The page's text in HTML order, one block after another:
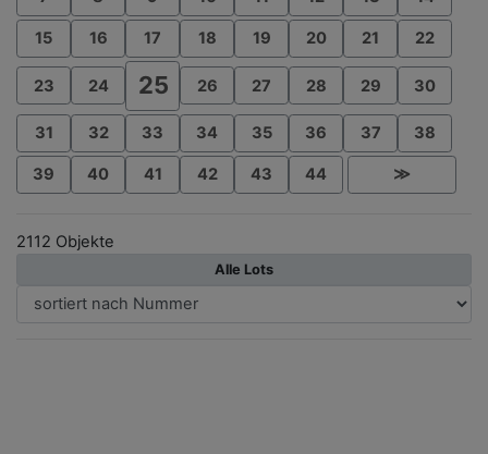
15 16 17 18 19 20 21 22
23 24 25 26 27 28 29 30
31 32 33 34 35 36 37 38
39 40 41 42 43 44 ≫
2112 Objekte
Alle Lots